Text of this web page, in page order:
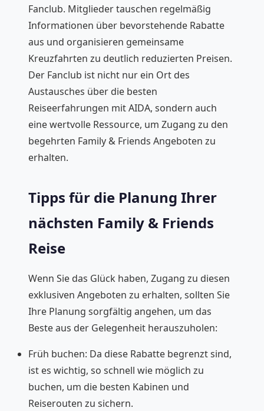
Fanclub. Mitglieder tauschen regelmäßig
Informationen über bevorstehende Rabatte
aus und organisieren gemeinsame
Kreuzfahrten zu deutlich reduzierten Preisen.
Der Fanclub ist nicht nur ein Ort des
Austausches über die besten
Reiseerfahrungen mit AIDA, sondern auch
eine wertvolle Ressource, um Zugang zu den
begehrten Family & Friends Angeboten zu
erhalten.
Tipps für die Planung Ihrer
nächsten Family & Friends
Reise
Wenn Sie das Glück haben, Zugang zu diesen
exklusiven Angeboten zu erhalten, sollten Sie
Ihre Planung sorgfältig angehen, um das
Beste aus der Gelegenheit herauszuholen:
Früh buchen: Da diese Rabatte begrenzt sind,
ist es wichtig, so schnell wie möglich zu
buchen, um die besten Kabinen und
Reiserouten zu sichern.